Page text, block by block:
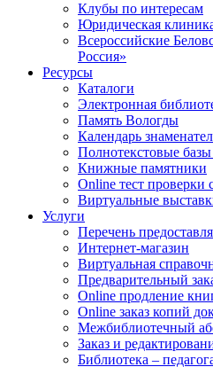
Клубы по интересам
Юридическая
Всероссийские
Россия»
Ресурсы
Каталоги
Электронная
Память Вологды
Календарь
Полнотекстовые
Книжные памятники
Online тест проверки
Виртуальные
Услуги
Перечень
Интернет-магазин
Виртуальная
Предварительный
Online продление
Online заказ копий
Межбиблиотечный
Заказ и
Библиотека –